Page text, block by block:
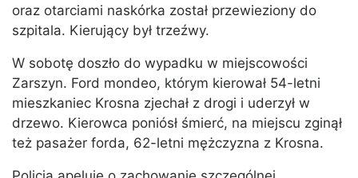
oraz otarciami naskórka został przewieziony do
szpitala. Kierujący był trzeźwy.
W sobotę doszło do wypadku w miejscowości
Zarszyn. Ford mondeo, którym kierował 54-letni
mieszkaniec Krosna zjechał z drogi i uderzył w
drzewo. Kierowca poniósł śmierć, na miejscu zginął
też pasażer forda, 62-letni mężczyzna z Krosna.